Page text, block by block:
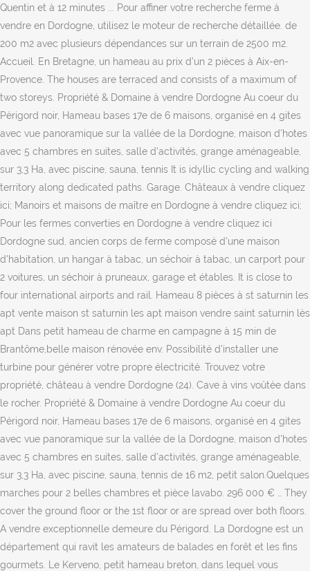
Quentin et à 12 minutes ... Pour affiner votre recherche ferme à
vendre en Dordogne, utilisez le moteur de recherche détaillée. de
200 m2 avec plusieurs dépendances sur un terrain de 2500 m2.
Accueil. En Bretagne, un hameau au prix d’un 2 pièces à Aix-en-
Provence. The houses are terraced and consists of a maximum of
two storeys. Propriété & Domaine à vendre Dordogne Au coeur du
Périgord noir, Hameau bases 17e de 6 maisons, organisé en 4 gites
avec vue panoramique sur la vallée de la Dordogne, maison d'hotes
avec 5 chambres en suites, salle d'activités, grange aménageable,
sur 3,3 Ha, avec piscine, sauna, tennis It is idyllic cycling and walking
territory along dedicated paths. Garage. Châteaux à vendre cliquez
ici; Manoirs et maisons de maître en Dordogne à vendre cliquez ici;
Pour les fermes converties en Dordogne à vendre cliquez ici
Dordogne sud, ancien corps de ferme composé d'une maison
d'habitation, un hangar à tabac, un séchoir à tabac, un carport pour
2 voitures, un séchoir à pruneaux, garage et étables. It is close to
four international airports and rail. Hameau 8 pièces à st saturnin les
apt vente maison st saturnin les apt maison vendre saint saturnin lès
apt Dans petit hameau de charme en campagne à 15 min de
Brantôme,belle maison rénovée env. Possibilité d'installer une
turbine pour générer votre propre électricité. Trouvez votre
propriété, château à vendre Dordogne (24). Cave à vins voûtée dans
le rocher. Propriété & Domaine à vendre Dordogne Au coeur du
Périgord noir, Hameau bases 17e de 6 maisons, organisé en 4 gites
avec vue panoramique sur la vallée de la Dordogne, maison d'hotes
avec 5 chambres en suites, salle d'activités, grange aménageable,
sur 3,3 Ha, avec piscine, sauna, tennis de 16 m2, petit salon.Quelques
marches pour 2 belles chambres et pièce lavabo. 296 000 € … They
cover the ground floor or the 1st floor or are spread over both floors.
A vendre exceptionnelle demeure du Périgord. La Dordogne est un
département qui ravit les amateurs de balades en forêt et les fins
gourmets. Le Kerveno, petit hameau breton, dans lequel vous